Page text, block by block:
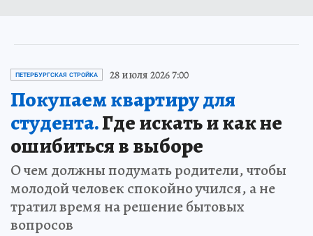
ПЕТЕРБУРГСКАЯ СТРОЙКА 28 июля 2026 7:00
Покупаем квартиру для
студента.Где искать и как не
ошибиться в выборе
О чем должны подумать родители, чтобы
молодой человек спокойно учился, а не
тратил время на решение бытовых
вопросов